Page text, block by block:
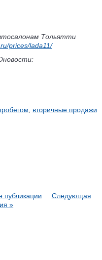
Тольятти
prices/lada11/
, вторичные продажи
публикации
Следующая
»